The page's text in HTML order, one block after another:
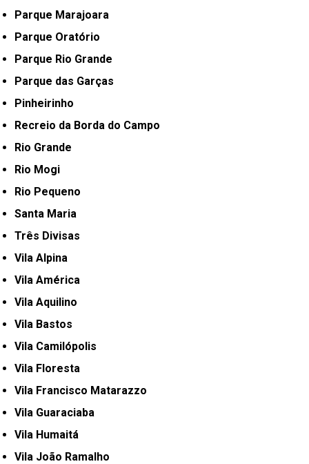
Parque Marajoara
Parque Oratório
Parque Rio Grande
Parque das Garças
Pinheirinho
Recreio da Borda do Campo
Rio Grande
Rio Mogi
Rio Pequeno
Santa Maria
Três Divisas
Vila Alpina
Vila América
Vila Aquilino
Vila Bastos
Vila Camilópolis
Vila Floresta
Vila Francisco Matarazzo
Vila Guaraciaba
Vila Humaitá
Vila João Ramalho